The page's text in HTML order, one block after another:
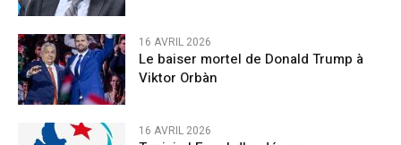
16 AVRIL 2026
Le baiser mortel de Donald Trump à
Viktor Orbàn
16 AVRIL 2026